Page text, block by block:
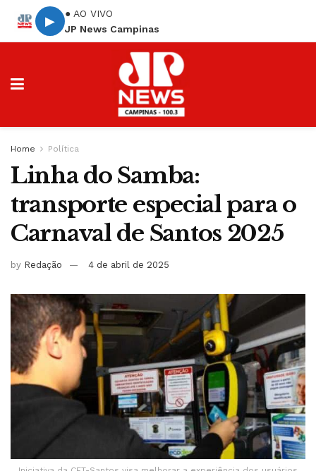
▶
● AO VIVO
JP News Campinas
Home Política
Linha do Samba:
transporte especial para o
Carnaval de Santos 2025
by Redação 4 de abril de 2025